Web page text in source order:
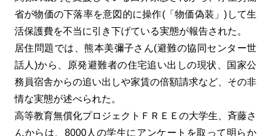
省が物価の下落率を意図的に操作(「物価偽装」)して生
活保護費を不当に引き下げている実態が報告された。
居住問題では、熊本美彌子さん(避難の協同センター世
話人)から、原発避難者の住宅追い出しの現状、国家公
務員宿舎からの追い出しや家賃の倍額請求など、その非
情な実態が述べられた。
高等教育無償化プロジェクトＦＲＥＥの大学生、斉藤さ
んからは、8000人の学生にアンケートを取って明らか